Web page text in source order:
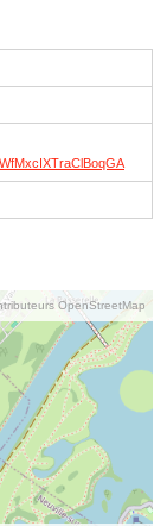
OpenStreetMap